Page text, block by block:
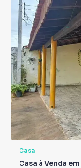
Casa
Casa à Venda